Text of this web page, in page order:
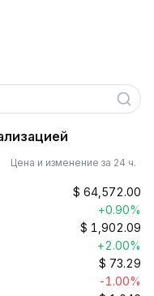
Цена и изменение за 24 ч.
$ 64,572.00
+0.90%
$ 1,902.09
+2.00%
$ 73.29
-1.00%